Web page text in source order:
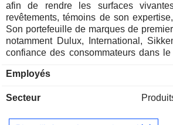
Liechtenstein
Belgique
Hong Kong
afin de rendre les surfaces
revêtements, témoins de son
Son portefeuille de marques de
notamment Dulux, International,
confiance des consommateurs dans
pour objectif de devenir la première
clients qui placent leur confiance
depuis plus de deux siècles.
Employés
Secteur